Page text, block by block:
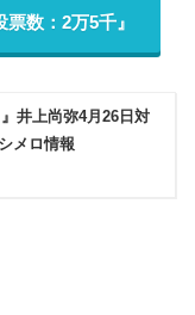
数：2万5千』
』井上尚弥4月26日対
メロ情報